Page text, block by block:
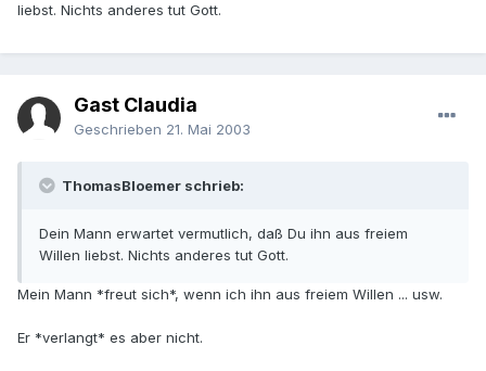
liebst. Nichts anderes tut Gott.
Gast Claudia
Geschrieben 21. Mai 2003
ThomasBloemer schrieb:
Dein Mann erwartet vermutlich, daß Du ihn aus freiem
Willen liebst. Nichts anderes tut Gott.
Mein Mann *freut sich*, wenn ich ihn aus freiem Willen ... usw.
Er *verlangt* es aber nicht.